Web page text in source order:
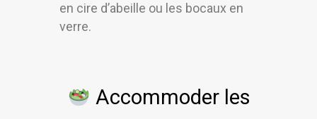
en cire d’abeille ou les bocaux en
verre.
Accommoder les